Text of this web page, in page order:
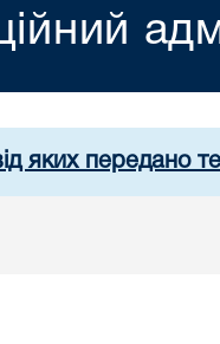
яких передано